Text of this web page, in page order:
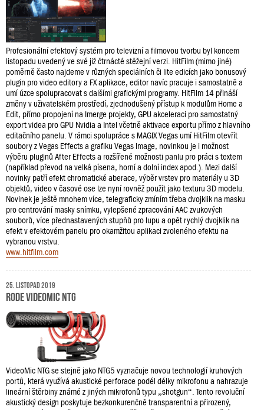
Profesionální efektový systém pro televizní a filmovou tvorbu byl koncem
listopadu uvedený ve své již čtrnácté stěžejní verzi. HitFilm (mimo jiné)
poměrně často najdeme v různých speciálních či lite edicích jako bonusový
plugin pro video editory a FX aplikace, editor navíc pracuje i samostatně a
umí úzce spolupracovat s dalšími grafickými programy. HitFilm 14 přináší
změny v uživatelském prostředí, zjednodušený přístup k modulům Home a
Edit, přímo propojení na Imerge projekty, GPU akceleraci pro samostatný
export videa pro GPU Nvidia a Intel včetně aktivace exportu přímo z hlavního
editačního panelu. V rámci spolupráce s MAGIX Vegas umí HitFilm otevřít
soubory z Vegas Effects a grafiku Vegas Image, novinkou je i možnost
výběru pluginů After Effects a rozšířené možnosti panlu pro práci s textem
(například převod na velká písena, horní a dolní index apod.). Mezi další
novinky patří efekt chromatické aberace, výběr vrstev pro materiály u 3D
objektů, video v časové ose lze nyní rovněž použít jako texturu 3D modelu.
Novinek je ještě mnohem více, telegraficky zmíním třeba dvojklik na masku
pro centrování masky snímku, vylepšené zpracování AAC zvukových
souborů, více přednastavených stupňů pro lupu a opět rychlý dvojklik na
efekt v efektovém panelu pro okamžitou aplikaci zvoleného efektu na
vybranou vrstvu.
www.hitfilm.com
25. listopad 2019
RODE VideoMic NTG
VideoMic NTG se stejně jako NTG5 vyznačuje novou technologií kruhových
portů, která využívá akustické perforace podél délky mikrofonu a nahrazuje
lineární štěrbiny známé z jiných mikrofonů typu „shotgun“. Tento revoluční
akustický design poskytuje bezkonkurenčně transparentní a přirozený,